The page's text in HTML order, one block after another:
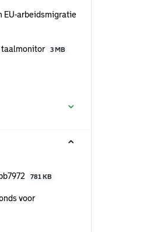
EU-arbeidsmigratie
taalmonitor 3 MB
781 KB
voor